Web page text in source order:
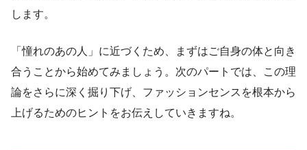
します。
「憧れのあの人」に近づくため、まずはご自身の体と向き
合うことから始めてみましょう。次のパートでは、この理
論をさらに深く掘り下げ、ファッションセンスを根本から
上げるためのヒントをお伝えしていきますね。